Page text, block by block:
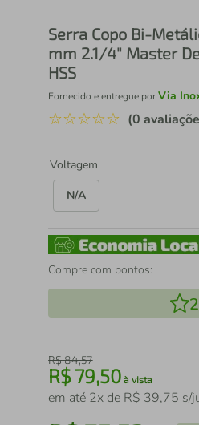
Serra Copo Bi-
mm 2.1/4" Master
HSS
Fornecido e entregue porVia
☆☆☆☆☆ (0
Voltagem
N/A
Compre com pontos:
R$84,57
R$79,50 à vista
em até 2x de R$ 39,75 s/